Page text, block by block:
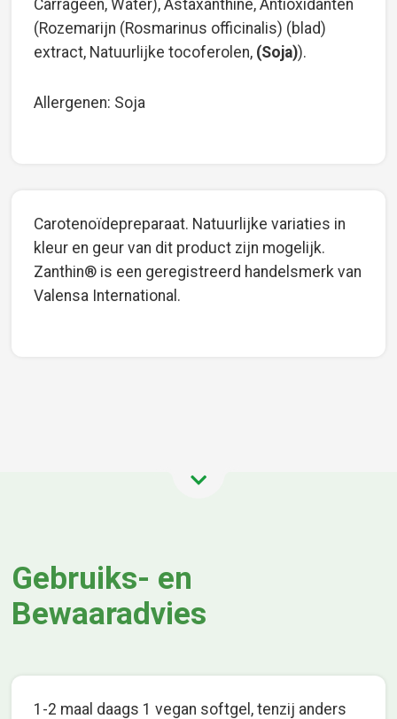
Carrageen, Water), Astaxanthine, Antioxidanten
(Rozemarijn (Rosmarinus officinalis) (blad)
extract, Natuurlijke tocoferolen, (Soja)).
Allergenen: Soja
Carotenoïdepreparaat. Natuurlijke variaties in
kleur en geur van dit product zijn mogelijk.
Zanthin® is een geregistreerd handelsmerk van
Valensa International.
Gebruiks- en
Bewaaradvies
1-2 maal daags 1 vegan softgel, tenzij anders